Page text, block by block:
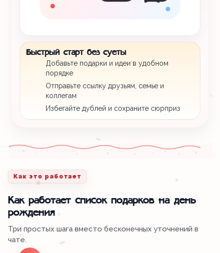
Быстрый старт без суеты
Добавьте подарки и идеи в удобном
порядке
Отправьте ссылку друзьям, семье и
коллегам
Избегайте дублей и сохраните сюрприз
Как это работает
Как работает список подарков на день
рождения
Три простых шага вместо бесконечных уточнений в
чате.